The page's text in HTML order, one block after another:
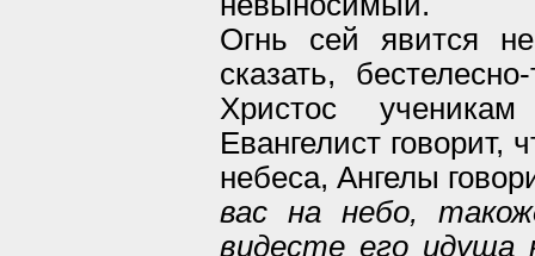
Огнь сей явится
сказать,
Христос
Евангелист говорит,
небеса, Ангелы
вас на небо,
видесте его идуща